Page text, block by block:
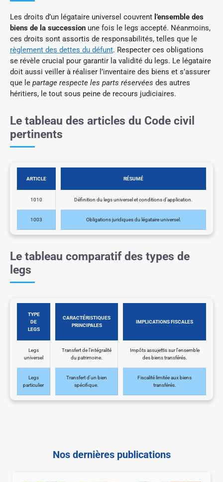
Les droits d’un légataire universel couvrent l’ensemble des
biens de la succession une fois le legs accepté. Néanmoins,
ces droits sont assortis de responsabilités, telles que le
règlement des dettes du défunt. Respecter ces obligations
se révèle crucial pour garantir la validité du legs. Le légataire
doit aussi veiller à réaliser l’inventaire des biens et s’assurer
que le partage respecte les parts réservées des autres
héritiers, le tout sous peine de recours judiciaires.
Le tableau des articles du Code civil
pertinents
ARTICLE RÉSUMÉ
1010 Définition du legs universel et conditions d’application.
1003 Obligations juridiques du légataire universel.
Le tableau comparatif des types de
legs
TYPE
DE
LEGS
CARACTÉRISTIQUES
PRINCIPALES
IMPLICATIONS FISCALES
Legs
universel
Transfert de l’intégralité
du patrimoine.
Impôts assujettis sur l’ensemble
des biens transférés.
Legs
particulier
Transfert d’un bien
spécifique.
Fiscalité limitée aux biens
transférés.
Nos dernières publications